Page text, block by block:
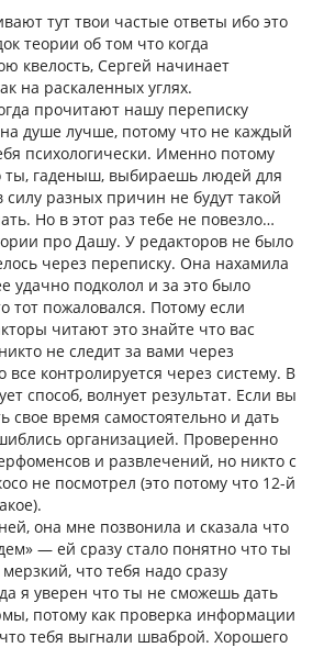
тут твои частые ответы ибо это
теории об том что когда
квелость, Сергей начинает
на раскаленных углях.
прочитают нашу переписку
душе лучше, потому что не каждый
психологически. Именно потому
ты, гаденыш, выбираешь людей для
силу разных причин не будут такой
Но в этот раз тебе не повезло…
про Дашу. У редакторов не было
через переписку. Она нахамила
удачно подколол и за это было
тот пожаловался. Потому если
читают это знайте что вас
не следит за вами через
все контролируется через систему. В
способ, волнует результат. Если вы
свое время самостоятельно и дать
организацией. Проверенно
и развлечений, но никто с
не посмотрел (это потому что 12-й
она мне позвонила и сказала что
— ей сразу стало понятно что ты
что тебя надо сразу
я уверен что ты не сможешь дать
потому как проверка информации
тебя выгнали шваброй. Хорошего